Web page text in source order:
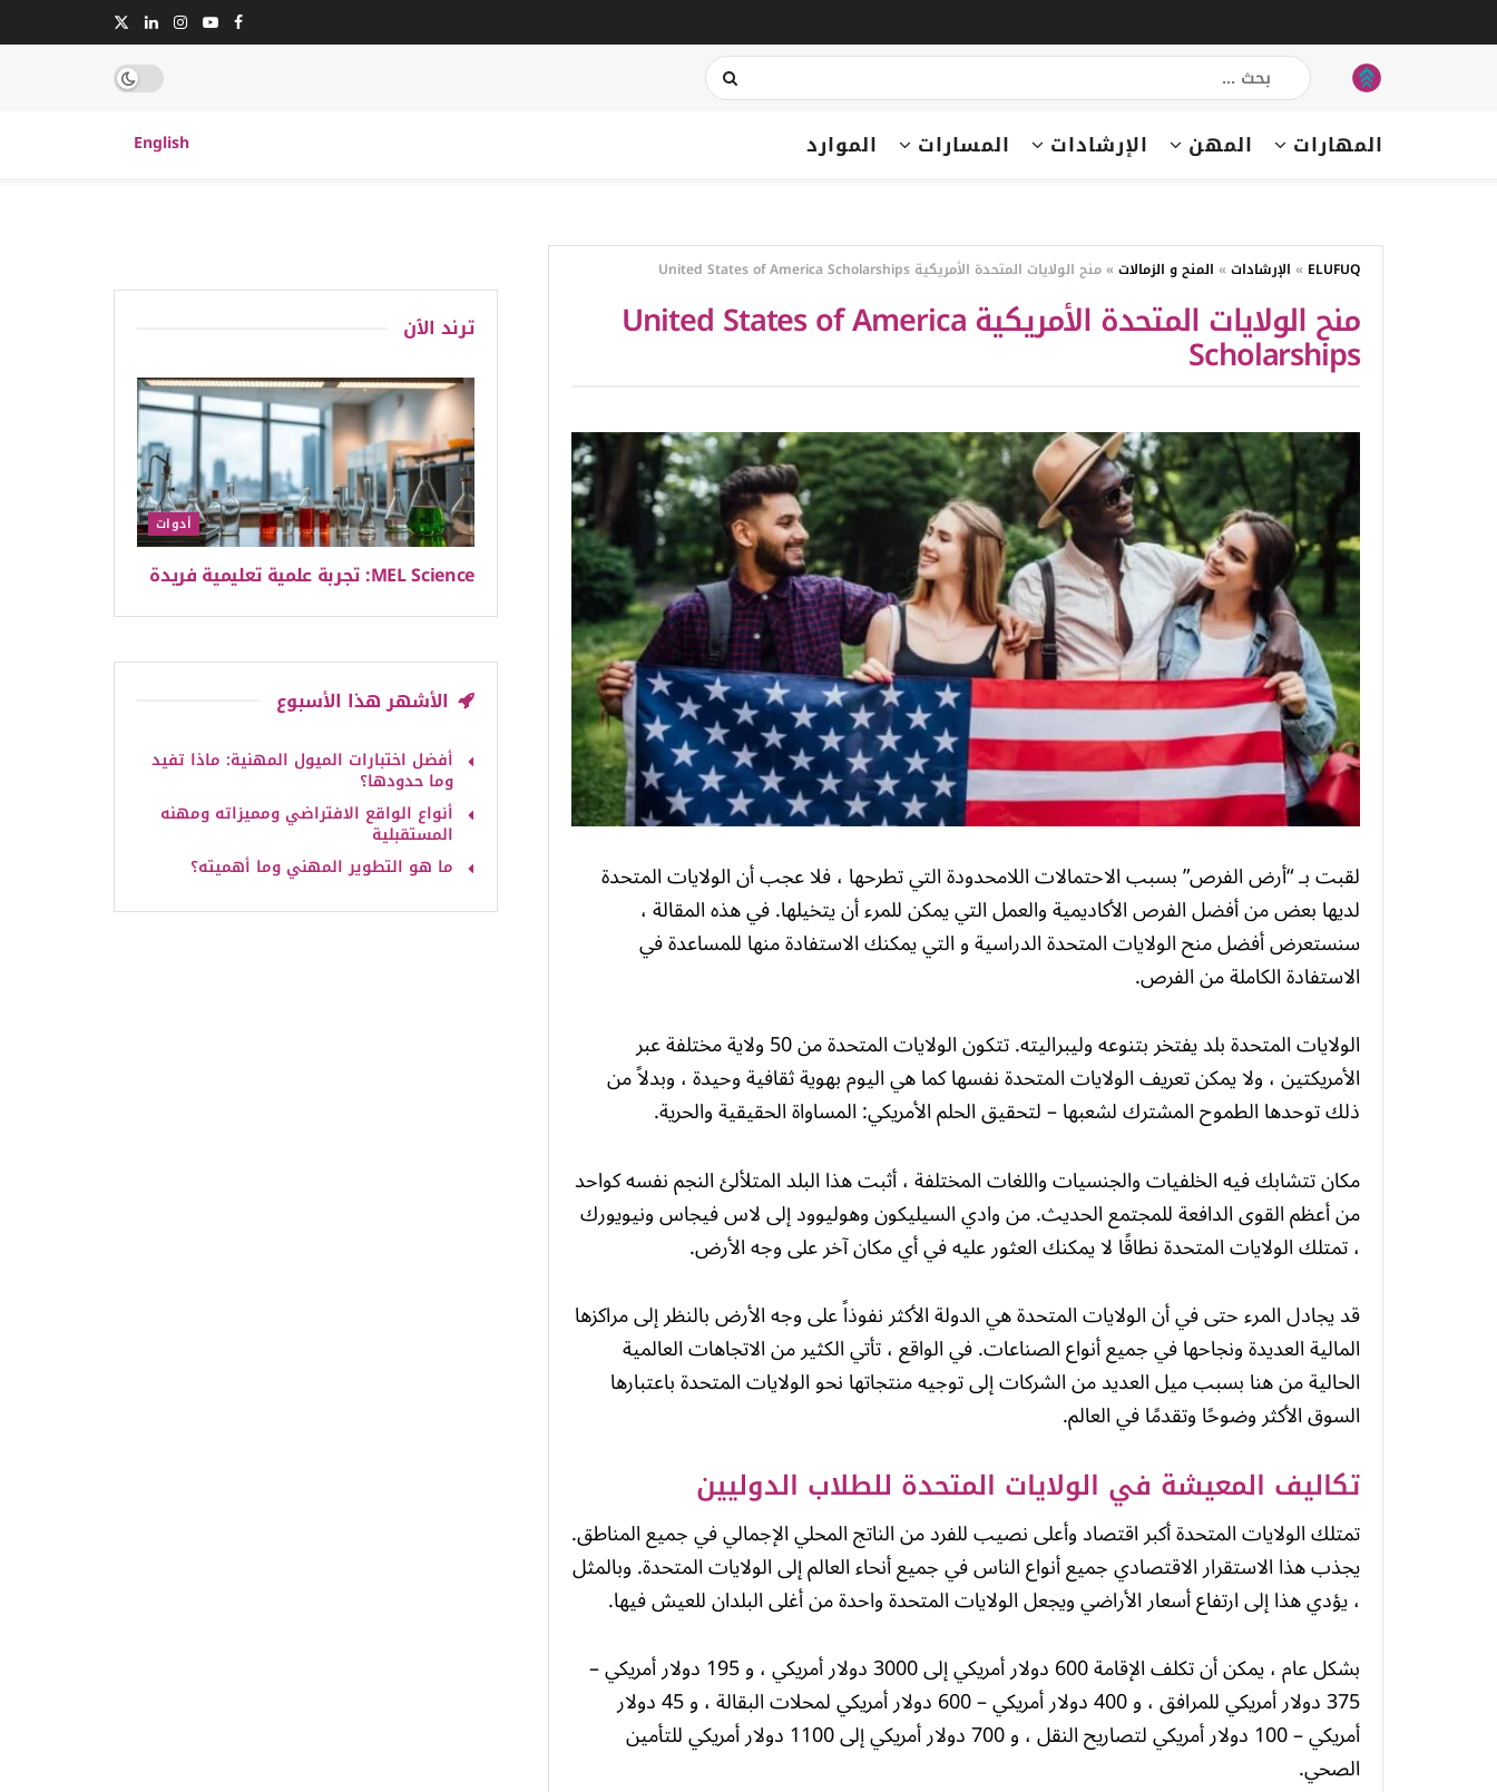
المهارات المهن الإرشادات المسارات الموارد English
ELUFUQ
» الإرشادات » المنح و الزمالات »منح الولايات المتحدة الأمريكية United States of America Scholarships
منح الولايات المتحدة الأمريكية United States of America
Scholarships
لقبت بـ “أرض الفرص” بسبب الاحتمالات اللامحدودة التي تطرحها ، فلا عجب أن الولايات المتحدة
لديها بعض من أفضل الفرص الأكاديمية والعمل التي يمكن للمرء أن يتخيلها. في هذه المقالة ،
سنستعرض أفضل منح الولايات المتحدة الدراسية و التي يمكنك الاستفادة منها للمساعدة في
الاستفادة الكاملة من الفرص.
الولايات المتحدة بلد يفتخر بتنوعه وليبراليته. تتكون الولايات المتحدة من 50 ولاية مختلفة عبر
الأمريكتين ، ولا يمكن تعريف الولايات المتحدة نفسها كما هي اليوم بهوية ثقافية وحيدة ، وبدلاً من
ذلك توحدها الطموح المشترك لشعبها – لتحقيق الحلم الأمريكي: المساواة الحقيقية والحرية.
مكان تتشابك فيه الخلفيات والجنسيات واللغات المختلفة ، أثبت هذا البلد المتلألئ النجم نفسه كواحد
من أعظم القوى الدافعة للمجتمع الحديث. من وادي السيليكون وهوليوود إلى لاس فيجاس ونيويورك
، تمتلك الولايات المتحدة نطاقًا لا يمكنك العثور عليه في أي مكان آخر على وجه الأرض.
قد يجادل المرء حتى في أن الولايات المتحدة هي الدولة الأكثر نفوذاً على وجه الأرض بالنظر إلى مراكزها
المالية العديدة ونجاحها في جميع أنواع الصناعات. في الواقع ، تأتي الكثير من الاتجاهات العالمية
الحالية من هنا بسبب ميل العديد من الشركات إلى توجيه منتجاتها نحو الولايات المتحدة باعتبارها
السوق الأكثر وضوحًا وتقدمًا في العالم.
تكاليف المعيشة في الولايات المتحدة للطلاب الدوليين
تمتلك الولايات المتحدة أكبر اقتصاد وأعلى نصيب للفرد من الناتج المحلي الإجمالي في جميع المناطق.
يجذب هذا الاستقرار الاقتصادي جميع أنواع الناس في جميع أنحاء العالم إلى الولايات المتحدة. وبالمثل
، يؤدي هذا إلى ارتفاع أسعار الأراضي ويجعل الولايات المتحدة واحدة من أغلى البلدان للعيش فيها.
بشكل عام ، يمكن أن تكلف الإقامة 600 دولار أمريكي إلى 3000 دولار أمريكي ، و 195 دولار أمريكي –
375 دولار أمريكي للمرافق ، و 400 دولار أمريكي – 600 دولار أمريكي لمحلات البقالة ، و 45 دولار
أمريكي – 100 دولار أمريكي لتصاريح النقل ، و 700 دولار أمريكي إلى 1100 دولار أمريكي للتأمين
الصحي.
ترند الٱن
أدوات
MEL Science: تجربة علمية تعليمية فريدة
الأشهر هذا الأسبوع
أفضل اختبارات الميول المهنية: ماذا تفيد
وما حدودها؟
أنواع الواقع الافتراضي ومميزاته ومهنه
المستقبلية
ما هو التطوير المهني وما أهميته؟